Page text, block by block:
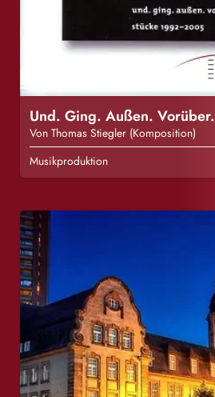
Und. Ging. Außen. Vorüber.
Von Thomas Stiegler (Komposition)
Musikproduktion